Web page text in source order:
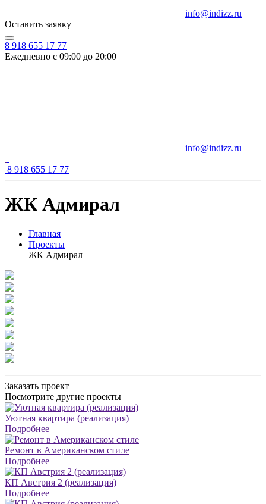
info@indizz.ru
Оставить заявку
8 918 655 17 77
Ежедневно с 09:00 до 20:00
info@indizz.ru
8 918 655 17 77
ЖК Адмирал
Главная
Проекты
ЖК Адмирал
Заказать проект
Посмотрите другие проекты
Уютная квартира (реализация)
Подробнее
Ремонт в Американском стиле
Подробнее
КП Австрия 2 (реализация)
Подробнее